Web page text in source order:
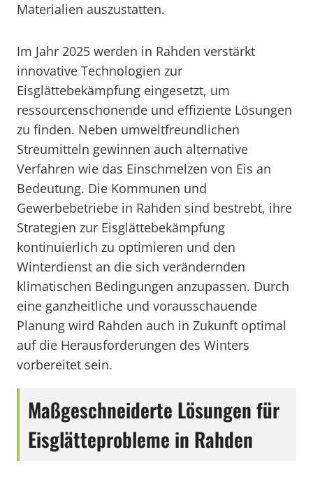
Materialien auszustatten.
Im Jahr 2025 werden in Rahden verstärkt
innovative Technologien zur
Eisglättebekämpfung eingesetzt, um
ressourcenschonende und effiziente Lösungen
zu finden. Neben umweltfreundlichen
Streumitteln gewinnen auch alternative
Verfahren wie das Einschmelzen von Eis an
Bedeutung. Die Kommunen und
Gewerbebetriebe in Rahden sind bestrebt, ihre
Strategien zur Eisglättebekämpfung
kontinuierlich zu optimieren und den
Winterdienst an die sich verändernden
klimatischen Bedingungen anzupassen. Durch
eine ganzheitliche und vorausschauende
Planung wird Rahden auch in Zukunft optimal
auf die Herausforderungen des Winters
vorbereitet sein.
Maßgeschneiderte Lösungen für
Eisglätteprobleme in Rahden